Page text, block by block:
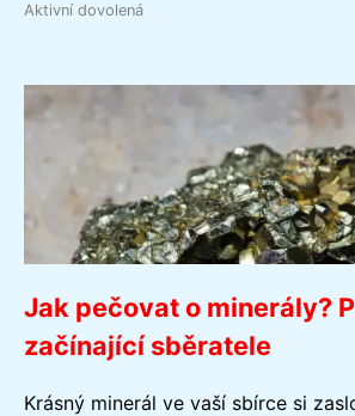
Aktivní dovolená
Jak pečovat o minerály?
začínající sběratele
Krásný minerál ve vaší sbírce si